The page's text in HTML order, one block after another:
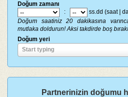
Doğum zamanı
:
ss.dd (saat |
Doğum saatiniz 20 dakikasına
mutlaka doldurun! Aksi takdirde boş
Doğum yeri
Start typing
Doğum
Partnerinizin doğumu